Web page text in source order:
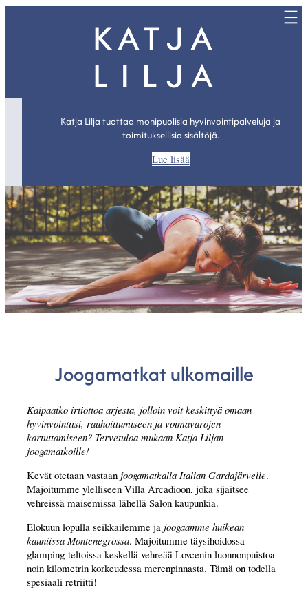
Katja Lilja tuottaa monipuolisia hyvinvointipalveluja ja
toimituksellisia sisältöjä.
Lue lisää
Joogamatkat ulkomaille
Kaipaatko irtiottoa arjesta, jolloin voit keskittyä omaan
hyvinvointiisi, rauhoittumiseen ja voimavarojen
kartuttamiseen? Tervetuloa mukaan Katja Liljan
joogamatkoille!
Kevät otetaan vastaan joogamatkalla Italian Gardajärvelle.
Majoitumme ylelliseen Villa Arcadioon, joka sijaitsee
vehreissä maisemissa lähellä Salon kaupunkia.
Elokuun lopulla seikkailemme ja joogaamme huikean
kauniissa Montenegrossa. Majoitumme täysihoidossa
glamping-teltoissa keskellä vehreää Lovcenin luonnonpuistoa
noin kilometrin korkeudessa merenpinnasta. Tämä on todella
spesiaali retriitti!